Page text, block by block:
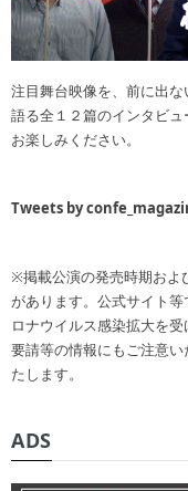
注目舞台映像を、前に出
語る全１２篇のインタビ
お楽しみください。
Tweets by
※掲載公演の発売時期およ
があります。公式サイト
ロナウイルス感染拡大を
要請等の情報にもご注意
たします。
ADS